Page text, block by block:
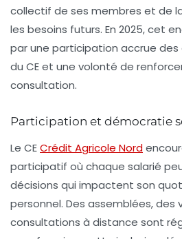
collectif de ses membres et de
les besoins futurs. En 2025, cet
par une participation accrue des
du CE et une volonté de
consultation.
Participation et démocratie
Le CECrédit Agricole Nord
participatif où chaque salarié
décisions qui impactent son
personnel. Des assemblées, des
consultations à distance sont